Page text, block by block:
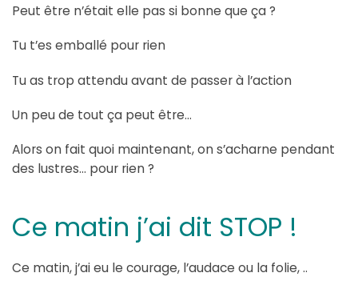
Peut être n’était elle pas si bonne que ça ?
Tu t’es emballé pour rien
Tu as trop attendu avant de passer à l’action
Un peu de tout ça peut être…
Alors on fait quoi maintenant, on s’acharne pendant
des lustres… pour rien ?
Ce matin j’ai dit STOP !
Ce matin, j’ai eu le courage, l’audace ou la folie, ..